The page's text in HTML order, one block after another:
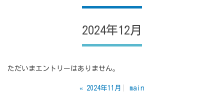
2024年12月
ただいまエントリーはありません。
« 2024年11月 main